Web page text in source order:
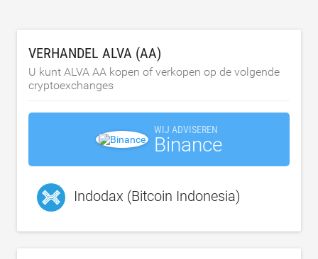
VERHANDEL ALVA (AA)
U kunt ALVA AA kopen of verkopen op de volgende
cryptoexchanges
WIJ ADVISEREN
Binance
Indodax (Bitcoin Indonesia)